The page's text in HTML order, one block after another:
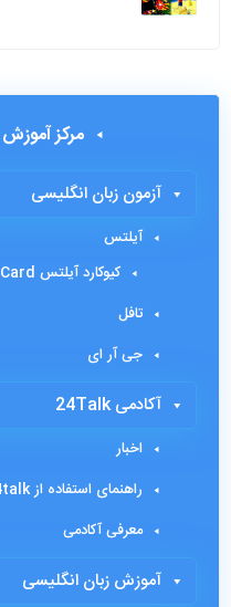
مرکز آموزش
آزمون زبان انگلیسی
آیلتس
کیوکارد آیلتس IELTS Cue Card
تافل
جی آر ای
آکادمی 24Talk
اخبار
راهنمای استفاده از 24talk
معرفی آکادمی
آموزش زبان انگلیسی